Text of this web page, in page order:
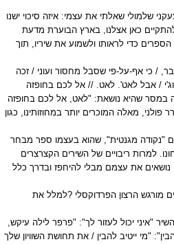
שלמולי שאלתי את עצמי: איזה סיכוי ישנו
הזן השבלולי, כפי שהוא המשורר הפולני רישרד קריניצקי (נולד ב-1943), להתקיים כאן אצלנו, בארץ הבוערת מדעת
כדי לראותו ולשמוע את שיריו, תוך
/ כי אף-על-פי שסבל מחסור ועוני / זכה
/ אבל לאט'. לאט. // אל לכם בחופזה
אך החדה במסר שהיא נושאת: "לאט, אל לכם בחופזה
מאלה המוכרים יותר במחוזותינו, כגון
"נקודה מגנטית", שהוא בעצמו ספר מבחר
על גחונו. למרות ריבויים של השירים הקצרצרים
את עצמם מבלי להיחפז ובדרך כלל
מורגש הרצון הפרדוקסלי ?למלל את
"איני יכול לעזור לך": "פרפר לילה עיקש,
(עמ' 30), ומנגד השיר "מי ייטיב להבין": "מי ייטיב להבין / את תחושת השוויון שלך